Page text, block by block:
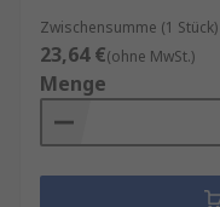
Zwischensumme (1 Stück)
23,64 €(ohne MwSt.)
Menge